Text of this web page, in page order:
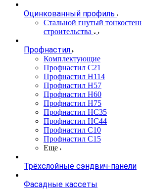
Оцинкованный профиль
Стальной гнутый
строительства
Профнастил
Комплектующие
Профнастил C21
Профнастил Н114
Профнастил Н57
Профнастил Н60
Профнастил Н75
Профнастил НС35
Профнастил НС44
Профнастил С10
Профнастил С15
Еще
Трёхслойные сэндвич-панели
Фасадные кассеты